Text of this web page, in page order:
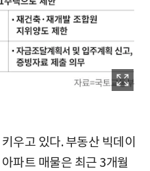
우고 있다. 부동산 빅데이
파트 매물은 최근 3개월